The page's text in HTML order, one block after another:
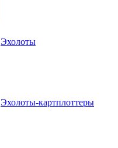
Эхолоты
Эхолоты-картплоттеры